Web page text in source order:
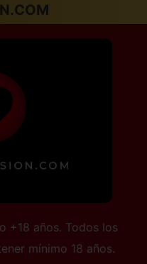
+18 años. Todos los
mínimo 18 años.